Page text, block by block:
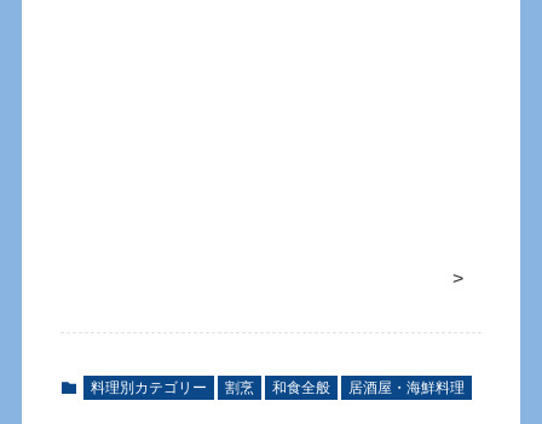
>
料理別カテゴリー 割烹 和食全般 居酒屋・海鮮料理